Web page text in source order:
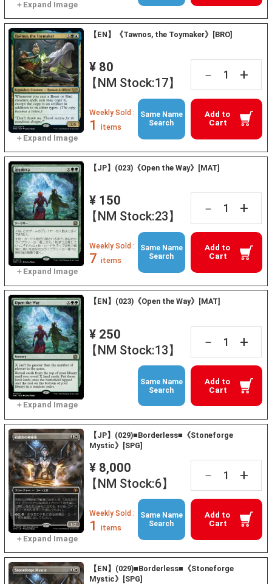
【EN】《Tawnos, the Toymaker》[BRO]
¥ 80
【NM Stock:17】
－ +
Add to
Cart
Weekly Sold :
1 items
Same Name
Search
【JP】(023)《Open the Way》[MAT]
¥ 150
【NM Stock:23】
－ +
Add to
Cart
Weekly Sold :
7 items
Same Name
Search
【EN】(023)《Open the Way》[MAT]
¥ 250
【NM Stock:13】
－ +
Add to
Cart
Same Name
Search
【JP】(029)■Borderless■《Stoneforge
Mystic》[SPG]
¥ 8,000
【NM Stock:6】
－ +
Add to
Cart
Weekly Sold :
1 items
Same Name
Search
【EN】(029)■Borderless■《Stoneforge
Mystic》[SPG]